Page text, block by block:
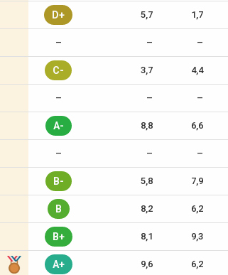
D+ 5,7 1,7
– – –
C- 3,7 4,4
– – –
A- 8,8 6,6
– – –
B- 5,8 7,9
B 8,2 6,2
B+ 8,1 9,3
A+ 9,6 6,2